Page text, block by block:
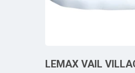
LEMAX VAIL